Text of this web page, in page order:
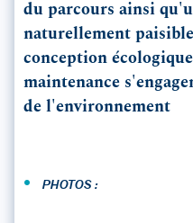
du parcours ainsi
naturellement
conception
maintenance
de l'environnement
• PHOTOS :